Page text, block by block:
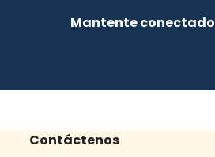
Mantente conectado
Contáctenos